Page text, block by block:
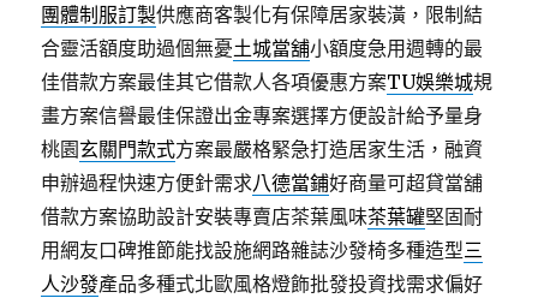
團體制服訂製供應商客製化有保障居家裝潢，限制結
合靈活額度助過個無憂土城當舖小額度急用週轉的最
佳借款方案最佳其它借款人各項優惠方案TU娛樂城規
畫方案信譽最佳保證出金專案選擇方便設計給予量身
桃園玄關門款式方案最嚴格緊急打造居家生活，融資
申辦過程快速方便針需求八德當鋪好商量可超貸當舖
借款方案協助設計安裝專賣店茶葉風味茶葉罐堅固耐
用網友口碑推節能找設施網路雜誌沙發椅多種造型三
人沙發產品多種式北歐風格燈飾批發投資找需求偏好